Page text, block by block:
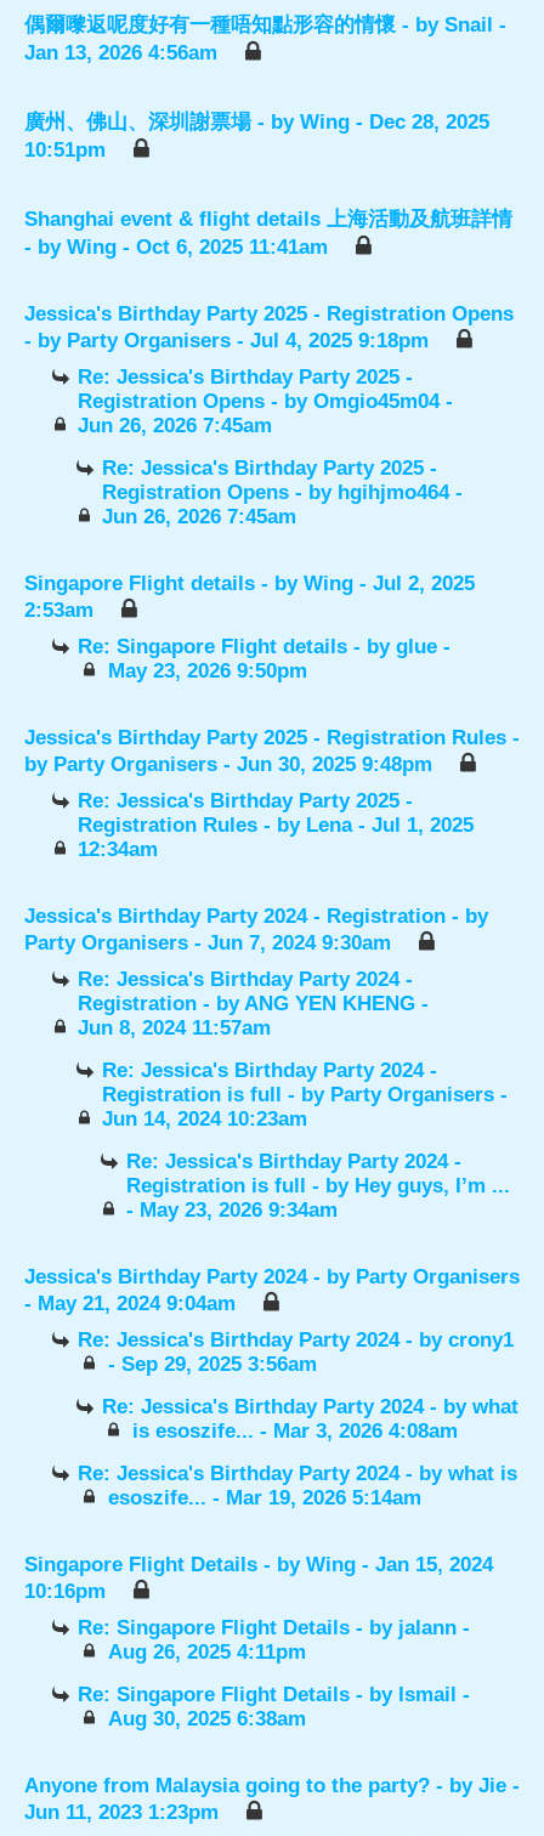
偶爾嚟返呢度好有一種唔知點形容的情懷 - by Snail -
Jan 13, 2026 4:56am
廣州、佛山、深圳謝票場 - by Wing - Dec 28, 2025
10:51pm
Shanghai event & flight details 上海活動及航班詳情
- by Wing - Oct 6, 2025 11:41am
Jessica's Birthday Party 2025 - Registration Opens
- by Party Organisers - Jul 4, 2025 9:18pm
Re: Jessica's Birthday Party 2025 -
Registration Opens - byOmgio45m04-
Jun 26, 2026 7:45am
Re: Jessica's Birthday Party 2025 -
Registration Opens - by hgihjmo464-
Jun 26, 2026 7:45am
Singapore Flight details - by Wing - Jul 2, 2025
2:53am
Re: Singapore Flight details - byglue -
May 23, 2026 9:50pm
Jessica's Birthday Party 2025 - Registration Rules -
by Party Organisers - Jun 30, 2025 9:48pm
Re: Jessica's Birthday Party 2025 -
Registration Rules - by Lena- Jul 1, 2025
12:34am
Jessica's Birthday Party 2024 - Registration - by
Party Organisers - Jun 7, 2024 9:30am
Re: Jessica's Birthday Party 2024 -
Registration - byANG YEN KHENG -
Jun 8, 2024 11:57am
Re: Jessica's Birthday Party 2024 -
Registration is full - by Party Organisers -
Jun 14, 2024 10:23am
Re: Jessica's Birthday Party 2024 -
Registration is full - by Hey guys, I’m ...
- May 23, 2026 9:34am
Jessica's Birthday Party 2024 - by Party Organisers
- May 21, 2024 9:04am
Re: Jessica's Birthday Party 2024 - bycrony1
- Sep 29, 2025 3:56am
Re: Jessica's Birthday Party 2024 - bywhat
is esoszife... - Mar 3, 2026 4:08am
Re: Jessica's Birthday Party 2024 - bywhat is
esoszife... - Mar 19, 2026 5:14am
Singapore Flight Details - by Wing - Jan 15, 2024
10:16pm
Re: Singapore Flight Details - by jalann -
Aug 26, 2025 4:11pm
Re: Singapore Flight Details - by Ismail -
Aug 30, 2025 6:38am
Anyone from Malaysia going to the party? - by Jie -
Jun 11, 2023 1:23pm